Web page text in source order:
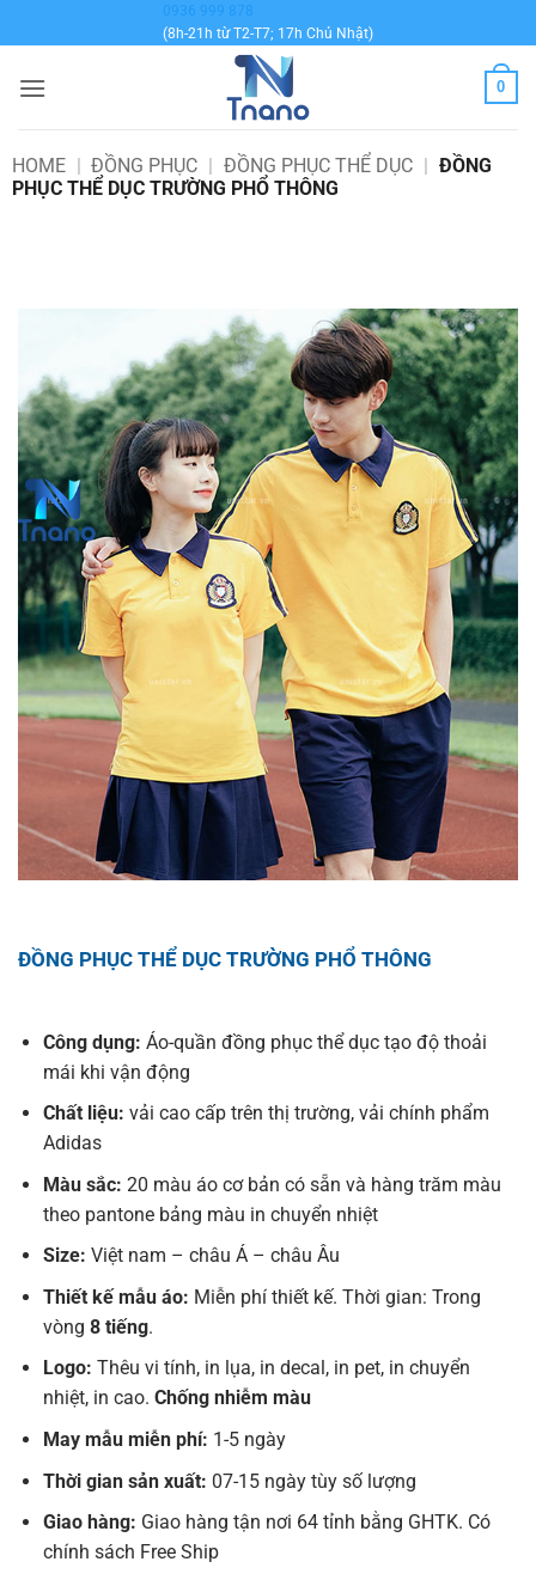
qua
dung
0936 999 878
(8h-21h từ T2-T7; 17h Chủ Nhật)
0
HOME | ĐỒNG PHỤC | ĐỒNG PHỤC THỂ DỤC | ĐỒNG
PHỤC THỂ DỤC TRƯỜNG PHỔ THÔNG
ĐỒNG PHỤC THỂ DỤC TRƯỜNG PHỔ THÔNG
Công dụng: Áo-quần đồng phục thể dục tạo độ thoải
mái khi vận động
Chất liệu: vải cao cấp trên thị trường, vải chính phẩm
Adidas
Màu sắc: 20 màu áo cơ bản có sẵn và hàng trăm màu
theo pantone bảng màu in chuyển nhiệt
Size: Việt nam – châu Á – châu Âu
Thiết kế mẫu áo: Miễn phí thiết kế. Thời gian: Trong
vòng 8 tiếng.
Logo: Thêu vi tính, in lụa, in decal, in pet, in chuyển
nhiệt, in cao. Chống nhiễm màu
May mẫu miễn phí: 1-5 ngày
Thời gian sản xuất: 07-15 ngày tùy số lượng
Giao hàng: Giao hàng tận nơi 64 tỉnh bằng GHTK. Có
chính sách Free Ship